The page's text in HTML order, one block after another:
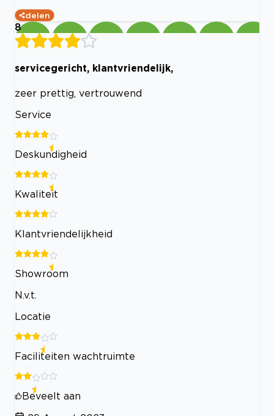
delen
8
servicegericht, klantvriendelijk,
zeer prettig, vertrouwend
Service
Deskundigheid
Kwaliteit
Klantvriendelijkheid
Showroom
N.v.t.
Locatie
Faciliteiten wachtruimte
Beveelt aan